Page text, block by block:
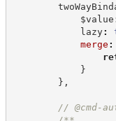
$value
lazy:
merge :
}
} ,
// @cmd-